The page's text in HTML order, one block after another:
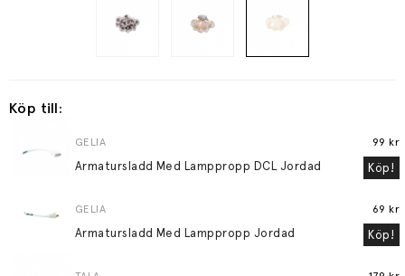
Köp till:
GELIA
Armatursladd Med Lamppropp DCL Jordad
99 kr
Köp!
GELIA
Armatursladd Med Lamppropp Jordad
69 kr
Köp!